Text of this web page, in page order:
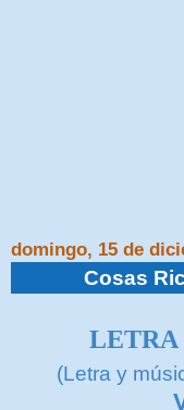
domingo, 15 de
Cosas
LETRA
(Letra y